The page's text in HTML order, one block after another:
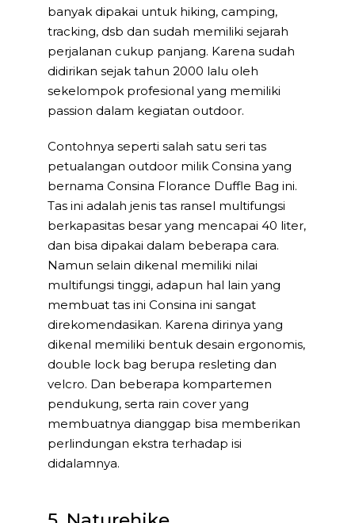
banyak dipakai untuk hiking, camping,
tracking, dsb dan sudah memiliki sejarah
perjalanan cukup panjang. Karena sudah
didirikan sejak tahun 2000 lalu oleh
sekelompok profesional yang memiliki
passion dalam kegiatan outdoor.
Contohnya seperti salah satu seri tas
petualangan outdoor milik Consina yang
bernama Consina Florance Duffle Bag ini.
Tas ini adalah jenis tas ransel multifungsi
berkapasitas besar yang mencapai 40 liter,
dan bisa dipakai dalam beberapa cara.
Namun selain dikenal memiliki nilai
multifungsi tinggi, adapun hal lain yang
membuat tas ini Consina ini sangat
direkomendasikan. Karena dirinya yang
dikenal memiliki bentuk desain ergonomis,
double lock bag berupa resleting dan
velcro. Dan beberapa kompartemen
pendukung, serta rain cover yang
membuatnya dianggap bisa memberikan
perlindungan ekstra terhadap isi
didalamnya.